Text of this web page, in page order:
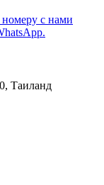
с нами
Таиланд